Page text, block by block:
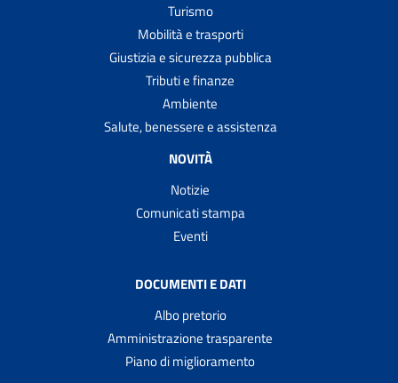
Turismo
Mobilità e trasporti
Giustizia e sicurezza pubblica
Tributi e finanze
Ambiente
Salute, benessere e assistenza
NOVITÀ
Notizie
Comunicati stampa
Eventi
DOCUMENTI E DATI
Albo pretorio
Amministrazione trasparente
Piano di miglioramento